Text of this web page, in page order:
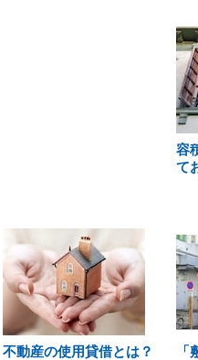
容
て
不動産の使用貸借とは？